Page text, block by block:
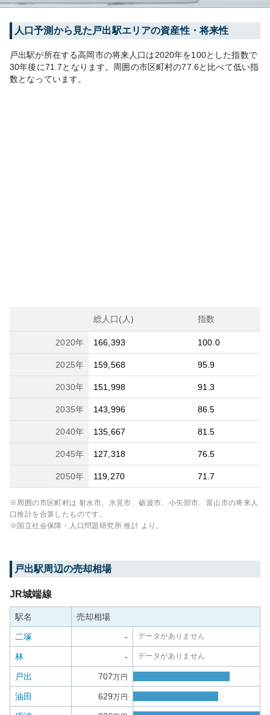
人口予測から見た 戸出駅エリアの資産性・将来性
戸出駅が所在する高岡市の将来人口は2020年を100とした指数で
30年後に71.7となります。 周囲の市区町村の77.6と比べて低い指
数となっています。
総人口(人) 指数
2020年 166,393 100.0
2025年 159,568 95.9
2030年 151,998 91.3
2035年 143,996 86.5
2040年 135,667 81.5
2045年 127,318 76.5
2050年 119,270 71.7
※周囲の市区町村は 射水市、氷見市、砺波市、小矢部市、富山市の将来人
口推計を合算したものです。
※国立社会保障・人口問題研究所 推計 より。
戸出駅周辺の売却相場
JR城端線
駅名 売却相場
二塚 - データがありません
林 - データがありません
戸出 707万円
油田 629万円